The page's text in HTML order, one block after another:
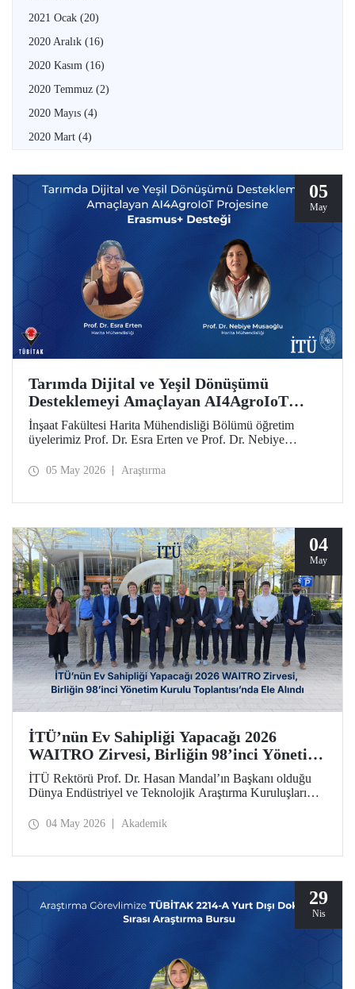
2021 Ocak (20)
2020 Aralık (16)
2020 Kasım (16)
2020 Temmuz (2)
2020 Mayıs (4)
2020 Mart (4)
05
May
Tarımda Dijital ve Yeşil Dönüşümü
Desteklemeyi Amaçlayan AI4AgroIoT
Projesine Erasmus+ Desteği
İnşaat Fakültesi Harita Mühendisliği Bölümü öğretim
üyelerimiz Prof. Dr. Esra Erten ve Prof. Dr. Nebiye
Precision Agriculture) Projesi, Avrupa Birliği Erasmus+
05 May 2026 Araştırma
04
May
İTÜ’nün Ev Sahipliği Yapacağı 2026
WAITRO Zirvesi, Birliğin 98’inci Yönetim
Kurulu Toplantısı’nda Ele Alındı
İTÜ Rektörü Prof. Dr. Hasan Mandal’ın Başkanı olduğu
Dünya Endüstriyel ve Teknolojik Araştırma Kuruluşları
yapıldı. Köln’deki toplantının gündem başlıkları arasında
04 May 2026 Akademik
29
Nis